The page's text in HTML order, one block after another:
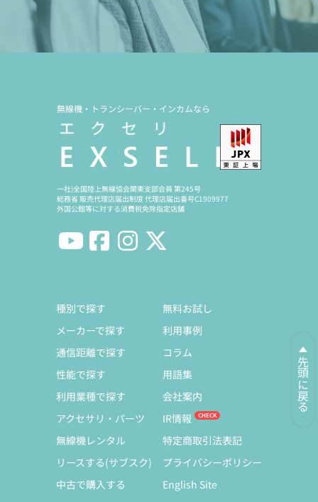
先頭に戻る
無線機・トランシーバー・インカムなら
一社)全国陸上無線協会関東支部会員 第245号
総務省 販売代理店届出制度 代理店届出番号C1909977
外国公館等に対する消費税免除指定店舗
種別で探す
メーカーで探す
通信距離で探す
性能で探す
利用業種で探す
アクセサリ・パーツ
無線機レンタル
リースする(サブスク)
中古で購入する
無料お試し
利用事例
コラム
用語集
会社案内
IR情報
特定商取引法表記
プライバシーポリシー
English Site